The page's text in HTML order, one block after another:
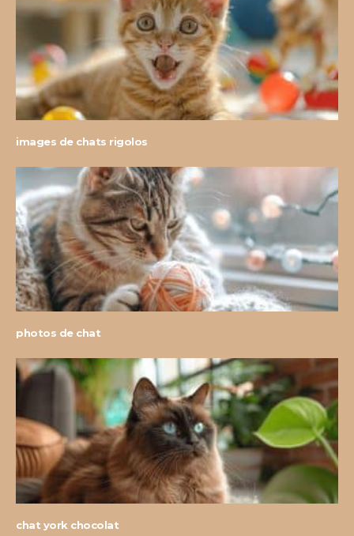
images de chats rigolos
photos de chat
chat york chocolat